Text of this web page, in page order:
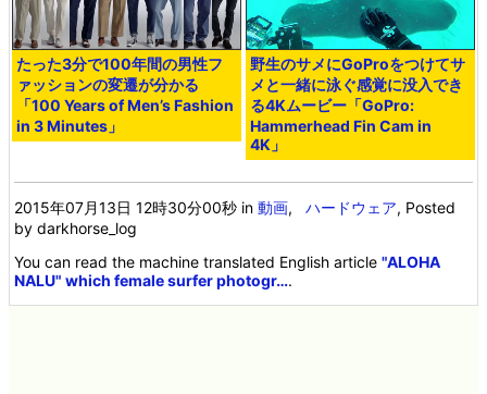
たった3分で100年間の男性フ
ァッションの変遷が分かる
「100 Years of Men’s Fashion
in 3 Minutes」
野生のサメにGoProをつけてサ
メと一緒に泳ぐ感覚に没入でき
る4Kムービー「GoPro:
Hammerhead Fin Cam in
4K」
2015年07月13日 12時30分00秒 in動画,ハードウェア, Posted
by darkhorse_log
You can read the machine translated English article"ALOHA
NALU" which female surfer photogr….